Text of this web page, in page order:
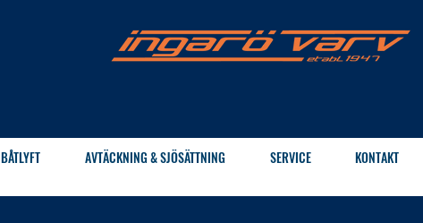
BÅTLYFT AVTÄCKNING & SJÖSÄTTNING SERVICE KONTAKT